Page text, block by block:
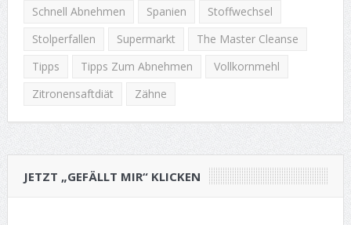
Schnell Abnehmen
Spanien
Stoffwechsel
Stolperfallen
Supermarkt
The Master Cleanse
Tipps
Tipps Zum Abnehmen
Vollkornmehl
Zitronensaftdiät
Zähne
JETZT „GEFÄLLT MIR“ KLICKEN